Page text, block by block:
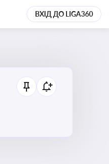
ВХІД ДО LIGA360